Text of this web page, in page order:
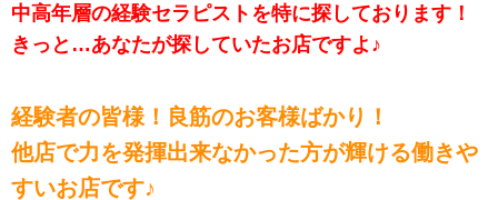
中高年層の経験セラピストを特に探しております！
きっと…あなたが探していたお店ですよ♪
経験者の皆様！良筋のお客様ばかり！
他店で力を発揮出来なかった方が輝ける働きや
すいお店です♪